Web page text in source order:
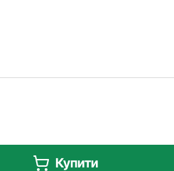
Купити